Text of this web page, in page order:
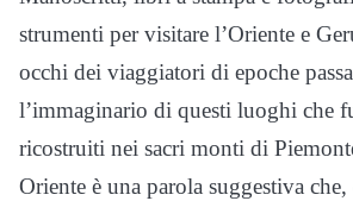
strumenti per visitare l’Oriente e
occhi dei viaggiatori di epoche
l’immaginario di questi luoghi che
ricostruiti nei sacri monti di
Oriente è una parola suggestiva che,